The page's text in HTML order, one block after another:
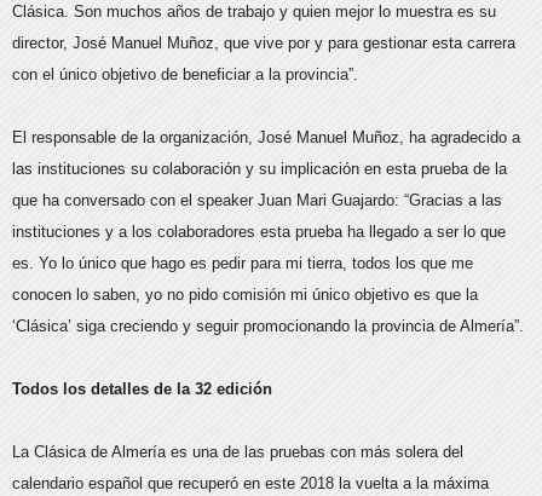
Clásica. Son muchos años de trabajo y quien mejor lo muestra es su
director, José Manuel Muñoz, que vive por y para gestionar esta carrera
con el único objetivo de beneficiar a la provincia”.
El responsable de la organización, José Manuel Muñoz, ha agradecido a
las instituciones su colaboración y su implicación en esta prueba de la
que ha conversado con el speaker Juan Mari Guajardo: “Gracias a las
instituciones y a los colaboradores esta prueba ha llegado a ser lo que
es. Yo lo único que hago es pedir para mi tierra, todos los que me
conocen lo saben, yo no pido comisión mi único objetivo es que la
‘Clásica’ siga creciendo y seguir promocionando la provincia de Almería”.
Todos los detalles de la 32 edición
La Clásica de Almería es una de las pruebas con más solera del
calendario español que recuperó en este 2018 la vuelta a la máxima